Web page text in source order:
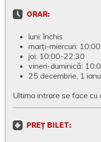
ORAR:
luni: închis
marți-miercuri:
joi: 10:00-22:30
vineri-duminică:
25 decembrie, 1
Ultima intrare se face cu
PREȚ BILET: